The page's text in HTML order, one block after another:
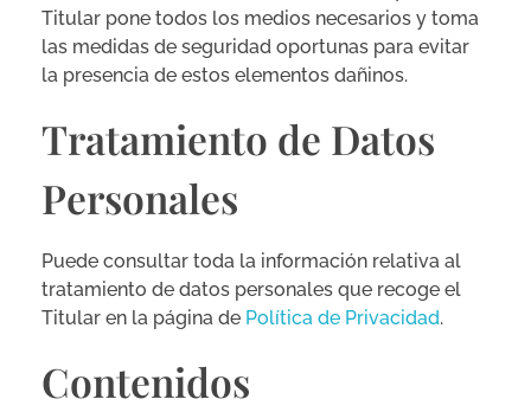
Titular pone todos los medios necesarios y toma
las medidas de seguridad oportunas para evitar
la presencia de estos elementos dañinos.
Tratamiento de Datos
Personales
Puede consultar toda la información relativa al
tratamiento de datos personales que recoge el
Titular en la página de Política de Privacidad.
Contenidos